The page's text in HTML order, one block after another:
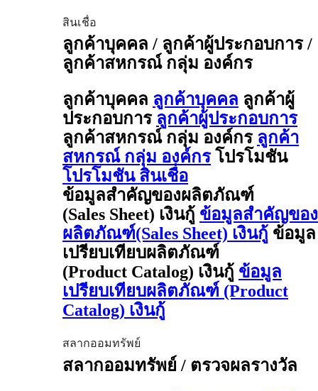
สินเชื่อ
ลูกค้าบุคคล / ลูกค้าผู้ประกอบการ /
ลูกค้าสหกรณ์ กลุ่ม องค์กร
ลูกค้าบุคคล ลูกค้าบุคคล ลูกค้าผู้
ประกอบการ ลูกค้าผู้ประกอบการ
ลูกค้าสหกรณ์ กลุ่ม องค์กร ลูกค้า
สหกรณ์ กลุ่ม องค์กร โปรโมชัน
โปรโมชัน สินเชื่อ
ข้อมูลสำคัญของผลิตภัณฑ์
(Sales Sheet) เงินกู้ ข้อมูลสำคัญของ
ผลิตภัณฑ์(Sales Sheet) เงินกู้ ข้อมูล
เปรียบเทียบผลิตภัณฑ์
(Product Catalog) เงินกู้ ข้อมูล
เปรียบเทียบผลิตภัณฑ์ (Product
Catalog) เงินกู้
สลากออมทรัพย์
สลากออมทรัพย์ / ตรวจผลรางวัล